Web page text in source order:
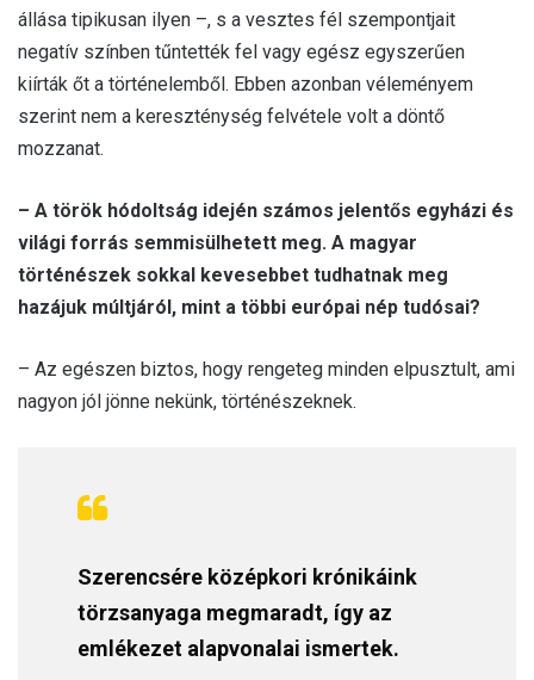
állása tipikusan ilyen –, s a vesztes fél szempontjait
negatív színben tűntették fel vagy egész egyszerűen
kiírták őt a történelemből. Ebben azonban véleményem
szerint nem a kereszténység felvétele volt a döntő
mozzanat.
– A török hódoltság idején számos jelentős egyházi és
világi forrás semmisülhetett meg. A magyar
történészek sokkal kevesebbet tudhatnak meg
hazájuk múltjáról, mint a többi európai nép tudósai?
– Az egészen biztos, hogy rengeteg minden elpusztult, ami
nagyon jól jönne nekünk, történészeknek.
Szerencsére középkori krónikáink
törzsanyaga megmaradt, így az
emlékezet alapvonalai ismertek.